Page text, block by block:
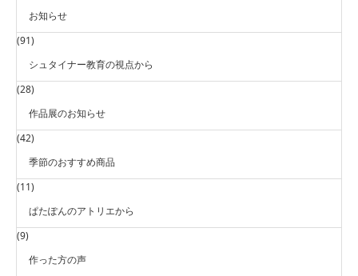
お知らせ
(91)
シュタイナー教育の視点から
(28)
作品展のお知らせ
(42)
季節のおすすめ商品
(11)
ぱたぽんのアトリエから
(9)
作った方の声